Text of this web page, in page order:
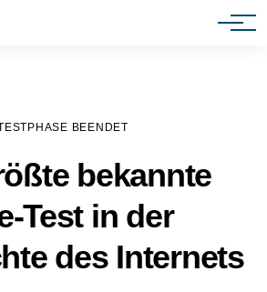
BEENDET
bekannte
Test in der
des Internets